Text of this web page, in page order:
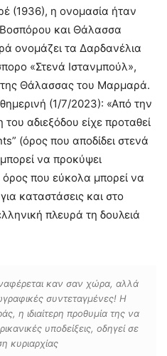
(1936), η ονομασία ήταν
και Θάλασσα
ονομάζει τα Δαρδανέλια
«Στενά Ιστανμπούλ»,
της Θάλασσας του Μαρμαρά.
(1/7/2023): «Από την
αδιεξόδου είχε προταθεί
(όρος που αποδίδει στενά
να προκύψει
που εύκολα μπορεί να
καταστάσεις και στο
πλευρά τη δουλειά
καν σαν χώρα, αλλά
συντεταγμένες! Η
η ιδιαίτερη προθυμία της να
υποδείξεις, οδηγεί σε
κυριαρχίας